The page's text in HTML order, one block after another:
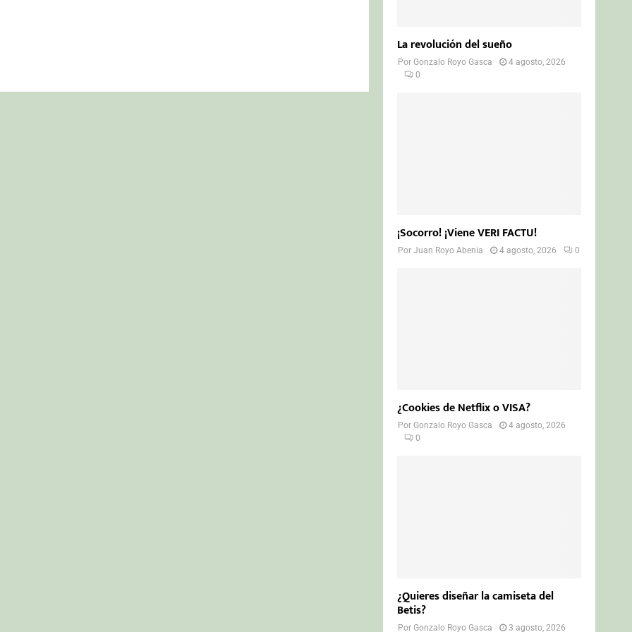
La revolución del sueño
PorGonzalo Royo Gasca
4 agosto, 2026
0
¡Socorro! ¡Viene VERI FACTU!
PorJuan Royo Abenia 4 agosto, 2026 0
¿Cookies de Netflix o VISA?
PorGonzalo Royo Gasca
4 agosto, 2026
0
¿Quieres diseñar la camiseta del
Betis?
PorGonzalo Royo Gasca 3 agosto, 2026